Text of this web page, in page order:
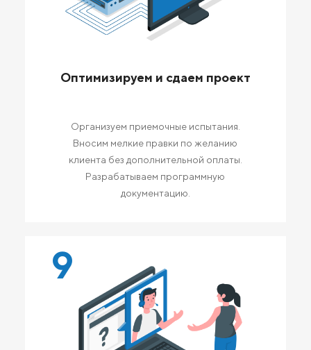
Оптимизируем и сдаем проект
Организуем приемочные испытания.
Вносим мелкие правки по желанию
клиента без дополнительной оплаты.
Разрабатываем программную
документацию.
9